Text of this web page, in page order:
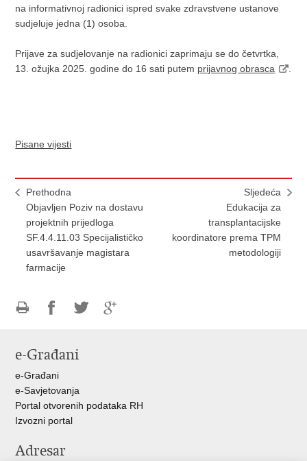
na informativnoj radionici ispred svake zdravstvene ustanove
sudjeluje jedna (1) osoba.
Prijave za sudjelovanje na radionici zaprimaju se do četvrtka,
13. ožujka 2025. godine do 16 sati putem prijavnog obrasca
Pisane vijesti
Prethodna
Objavljen Poziv na dostavu
projektnih prijedloga
SF.4.4.11.03 Specijalističko
usavršavanje magistara
farmacije
Sljedeća
Edukacija za
transplantacijske
koordinatore prema TPM
metodologiji
FacebookuTwitteru
e-Građani
e-Građani
e-Savjetovanja
Portal otvorenih podataka RH
Izvozni portal
Adresar